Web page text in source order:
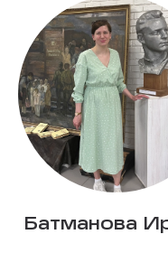
Батманова